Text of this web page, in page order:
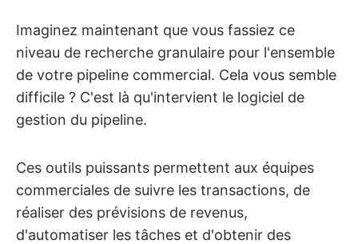
Imaginez maintenant que vous fassiez ce
niveau de recherche granulaire pour l'ensemble
de votre pipeline commercial. Cela vous semble
difficile ? C'est là qu'intervient le logiciel de
gestion du pipeline.
Ces outils puissants permettent aux équipes
commerciales de suivre les transactions, de
réaliser des prévisions de revenus,
d'automatiser les tâches et d'obtenir des